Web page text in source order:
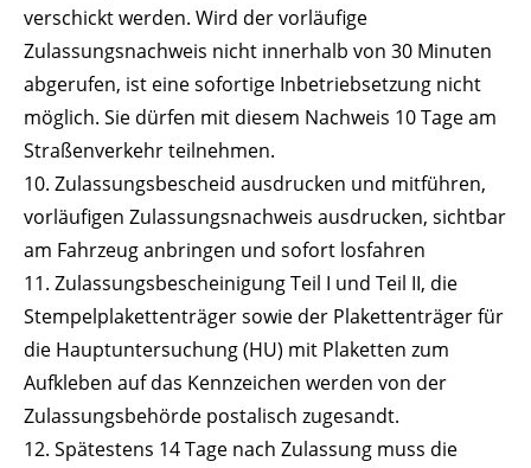
verschickt werden. Wird der vorläufige
Zulassungsnachweis nicht innerhalb von 30 Minuten
abgerufen, ist eine sofortige Inbetriebsetzung nicht
möglich. Sie dürfen mit diesem Nachweis 10 Tage am
Straßenverkehr teilnehmen.
10. Zulassungsbescheid ausdrucken und mitführen,
vorläufigen Zulassungsnachweis ausdrucken, sichtbar
am Fahrzeug anbringen und sofort losfahren
11. Zulassungsbescheinigung Teil I und Teil II, die
Stempelplakettenträger sowie der Plakettenträger für
die Hauptuntersuchung (HU) mit Plaketten zum
Aufkleben auf das Kennzeichen werden von der
Zulassungsbehörde postalisch zugesandt.
12. Spätestens 14 Tage nach Zulassung muss die